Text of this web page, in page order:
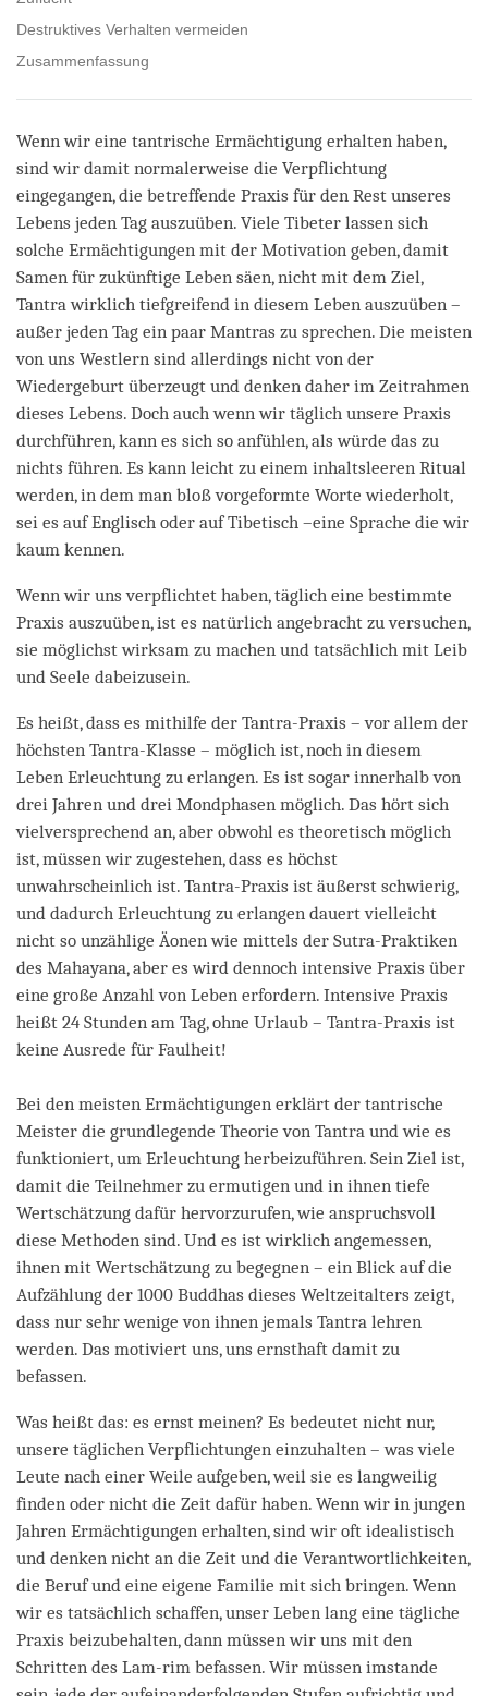
Destruktives Verhalten vermeiden
Zusammenfassung
Wenn wir eine tantrische Ermächtigung erhalten haben,
sind wir damit normalerweise die Verpflichtung
eingegangen, die betreffende Praxis für den Rest unseres
Lebens jeden Tag auszuüben. Viele Tibeter lassen sich
solche Ermächtigungen mit der Motivation geben, damit
Samen für zukünftige Leben säen, nicht mit dem Ziel,
Tantra wirklich tiefgreifend in diesem Leben auszuüben –
außer jeden Tag ein paar Mantras zu sprechen. Die meisten
von uns Westlern sind allerdings nicht von der
Wiedergeburt überzeugt und denken daher im Zeitrahmen
dieses Lebens. Doch auch wenn wir täglich unsere Praxis
durchführen, kann es sich so anfühlen, als würde das zu
nichts führen. Es kann leicht zu einem inhaltsleeren Ritual
werden, in dem man bloß vorgeformte Worte wiederholt,
sei es auf Englisch oder auf Tibetisch –eine Sprache die wir
kaum kennen.
Wenn wir uns verpflichtet haben, täglich eine bestimmte
Praxis auszuüben, ist es natürlich angebracht zu versuchen,
sie möglichst wirksam zu machen und tatsächlich mit Leib
und Seele dabeizusein.
Es heißt, dass es mithilfe der Tantra-Praxis – vor allem der
höchsten Tantra-Klasse – möglich ist, noch in diesem
Leben Erleuchtung zu erlangen. Es ist sogar innerhalb von
drei Jahren und drei Mondphasen möglich. Das hört sich
vielversprechend an, aber obwohl es theoretisch möglich
ist, müssen wir zugestehen, dass es höchst
unwahrscheinlich ist. Tantra-Praxis ist äußerst schwierig,
und dadurch Erleuchtung zu erlangen dauert vielleicht
nicht so unzählige Äonen wie mittels der Sutra-Praktiken
des Mahayana, aber es wird dennoch intensive Praxis über
eine große Anzahl von Leben erfordern. Intensive Praxis
heißt 24 Stunden am Tag, ohne Urlaub – Tantra-Praxis ist
keine Ausrede für Faulheit!
Bei den meisten Ermächtigungen erklärt der tantrische
Meister die grundlegende Theorie von Tantra und wie es
funktioniert, um Erleuchtung herbeizuführen. Sein Ziel ist,
damit die Teilnehmer zu ermutigen und in ihnen tiefe
Wertschätzung dafür hervorzurufen, wie anspruchsvoll
diese Methoden sind. Und es ist wirklich angemessen,
ihnen mit Wertschätzung zu begegnen – ein Blick auf die
Aufzählung der 1000 Buddhas dieses Weltzeitalters zeigt,
dass nur sehr wenige von ihnen jemals Tantra lehren
werden. Das motiviert uns, uns ernsthaft damit zu
befassen.
Was heißt das: es ernst meinen? Es bedeutet nicht nur,
unsere täglichen Verpflichtungen einzuhalten – was viele
Leute nach einer Weile aufgeben, weil sie es langweilig
finden oder nicht die Zeit dafür haben. Wenn wir in jungen
Jahren Ermächtigungen erhalten, sind wir oft idealistisch
und denken nicht an die Zeit und die Verantwortlichkeiten,
die Beruf und eine eigene Familie mit sich bringen. Wenn
wir es tatsächlich schaffen, unser Leben lang eine tägliche
Praxis beizubehalten, dann müssen wir uns mit den
Schritten des Lam-rim befassen. Wir müssen imstande